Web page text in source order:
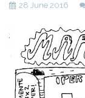
28 June 2016